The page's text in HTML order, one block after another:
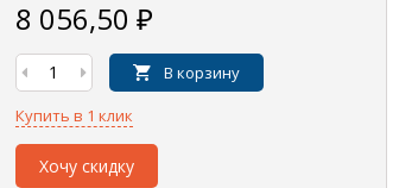
8 056,50 ₽
В корзину
Купить в 1 клик
Хочу скидку